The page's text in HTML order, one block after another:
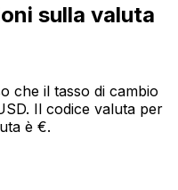
sulla valuta
che il tasso di cambio
Il codice valuta per
è €.